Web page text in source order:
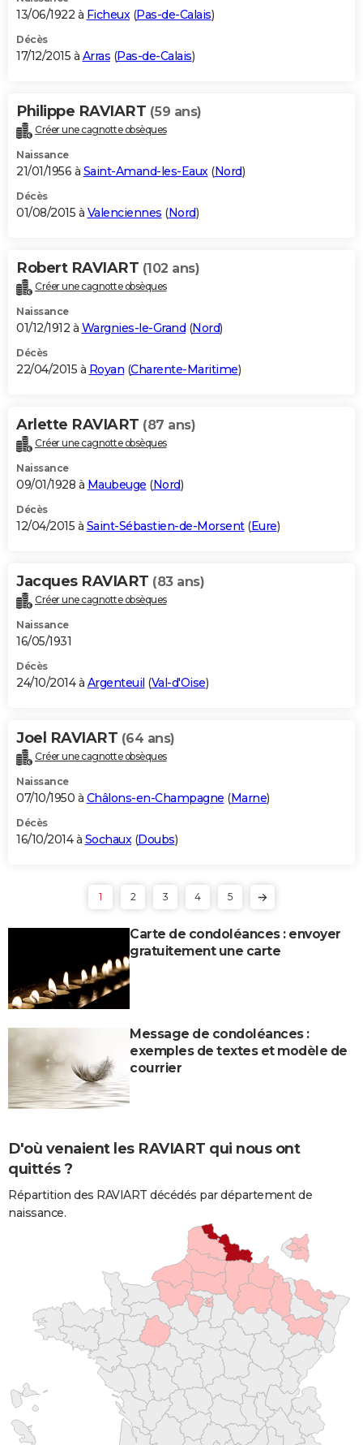
13/06/1922 à Ficheux(Pas-de-Calais)
Décès
17/12/2015 à Arras (Pas-de-Calais)
Philippe RAVIART (59 ans)
Créer une cagnotte obsèques
Naissance
21/01/1956 à Saint-Amand-les-Eaux(Nord)
Décès
01/08/2015 à Valenciennes (Nord)
Robert RAVIART (102 ans)
Créer une cagnotte obsèques
Naissance
01/12/1912 à Wargnies-le-Grand (Nord)
Décès
22/04/2015 à Royan (Charente-Maritime)
Arlette RAVIART (87 ans)
Créer une cagnotte obsèques
Naissance
09/01/1928 à Maubeuge (Nord)
Décès
12/04/2015 à Saint-Sébastien-de-Morsent(Eure)
Jacques RAVIART (83 ans)
Créer une cagnotte obsèques
Naissance
16/05/1931
Décès
24/10/2014 à Argenteuil (Val-d'Oise)
Joel RAVIART (64 ans)
Créer une cagnotte obsèques
Naissance
07/10/1950 à Châlons-en-Champagne (Marne)
Décès
16/10/2014 à Sochaux (Doubs)
1 2 3 4 5
Carte de condoléances : envoyer
gratuitement une carte
Message de condoléances :
exemples de textes et modèle de
courrier
D'où venaient les RAVIART qui nous ont
quittés ?
Répartition des RAVIART décédés par département de
naissance.